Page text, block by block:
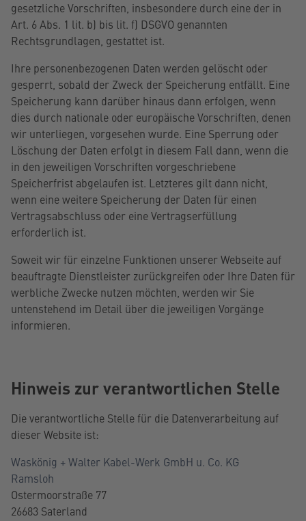
gesetzliche Vorschriften, insbesondere durch eine der in
Art. 6 Abs. 1 lit. b) bis lit. f) DSGVO genannten
Rechtsgrundlagen, gestattet ist.
Ihre personenbezogenen Daten werden gelöscht oder
gesperrt, sobald der Zweck der Speicherung entfällt. Eine
Speicherung kann darüber hinaus dann erfolgen, wenn
dies durch nationale oder europäische Vorschriften, denen
wir unterliegen, vorgesehen wurde. Eine Sperrung oder
Löschung der Daten erfolgt in diesem Fall dann, wenn die
in den jeweiligen Vorschriften vorgeschriebene
Speicherfrist abgelaufen ist. Letzteres gilt dann nicht,
wenn eine weitere Speicherung der Daten für einen
Vertragsabschluss oder eine Vertragserfüllung
erforderlich ist.
Soweit wir für einzelne Funktionen unserer Webseite auf
beauftragte Dienstleister zurückgreifen oder Ihre Daten für
werbliche Zwecke nutzen möchten, werden wir Sie
untenstehend im Detail über die jeweiligen Vorgänge
informieren.
Hinweis zur verantwortlichen Stelle
Die verantwortliche Stelle für die Datenverarbeitung auf
dieser Website ist:
Waskönig + Walter Kabel-Werk GmbH u. Co. KG
Ramsloh
Ostermoorstraße 77
26683 Saterland